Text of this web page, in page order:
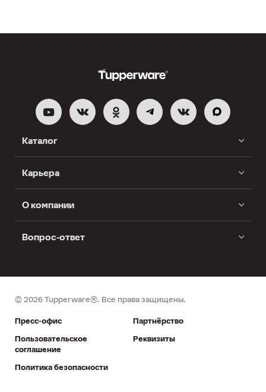
Каталог
Карьера
О компании
Вопрос-ответ
© 2026 Tupperware®. Все права защищены.
Пресс-офис
Партнёрство
Пользовательское
соглашение
Реквизиты
Политика безопасности